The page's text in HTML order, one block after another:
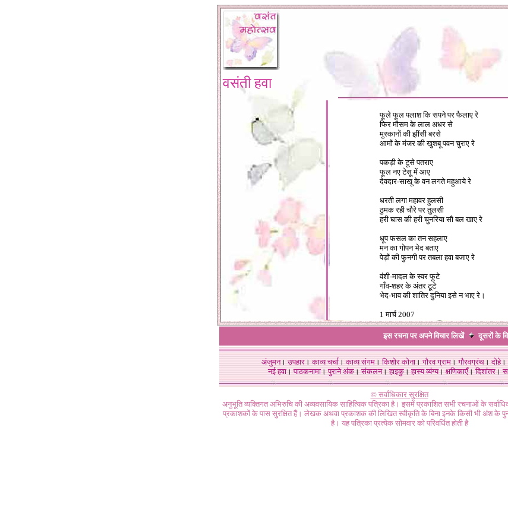
वसंती हवा
फूले फूल पलाश कि सपने पर फैलाए रे
फिर मौसम के लाल अधर से
मुस्कानों की झींसी बरसे
आमों के मंजर की खुशबू पवन चुराए रे
पकड़ी के टूसे पतराए
फूल नए टेसू में आए
देवदार-साखू के वन लगते महुआये रे
धरती लगा महावर हुलसी
ठुमक रही चौरे पर तुलसी
हरी घास की हरी चुनरिया सौ बल खाए रे
धूप फसल का तन सहलाए
मन का गोपन भेद बताए
पेड़ों की फुनगी पर तबला हवा बजाए रे
वंशी-मादल के स्वर फूटे
गाँव-शहर के अंतर टूटे
भेद-भाव की शातिर दुनिया इसे न भाए रे।
1 मार्च 2007
इस रचना पर अपने विचार लिखें दूसरों के
अंजुमन।उपहार।काव्य चर्चा।काव्य संगम।किशोर कोना।गौरव ग्राम।गौरवग्रंथ।दोहे।
नई हवा। पाठकनामा। पुराने अंक। संकलन। हाइकु। हास्य व्यंग्य। क्षणिकाएँ। दिशांतर।
© सर्वाधिकार सुरक्षित
अनुभूति व्यक्तिगत अभिरुचि की अव्यवसायिक साहित्यिक पत्रिका है। इसमें प्रकाशित सभी रचनाओं के
प्रकाशकों के पास सुरक्षित हैं। लेखक अथवा प्रकाशक की लिखित स्वीकृति के बिना इनके किसी भी अंश के
है। यह पत्रिका प्रत्येक सोमवार को परिवर्धित होती है